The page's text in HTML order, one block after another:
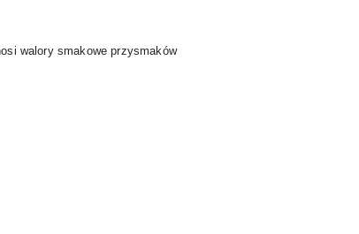
walory smakowe przysmaków